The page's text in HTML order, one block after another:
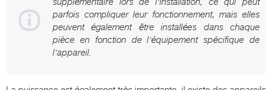
parfois compliquer leur fonctionnement, mais elles
peuvent également être installées dans chaque
pièce en fonction de l'équipement spécifique de
l'appareil.